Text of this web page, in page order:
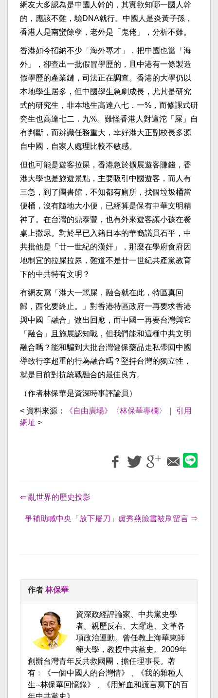
網友大多認為是中國人幹的，其實欲知哪一國人幹
的，應該不難，驗DNA就行。中國人是炎黃子孫，
香港人是南蠻餘孽，老外是「鬼佬」，分析不難。
香港如今招納不少「海外專才」，把中國也當「海
外」，卻查出一批假冒學歷的，且中港有一條製造
假學歷的產業鏈，司法正在調查。香港的大學仍以
本地學生居多，但中國學生急劇成長，尤其是研究
式的研究生，非本地生高達八七．一%，而修課式研
究生也高達七二．九%。難怪香港人對這沱「屎」自
有判斷，而辨識任務重大，幸好港大正副校長多源
自中國，自家人處理比較不敏感。
但也可能是遊客拉屎，香港急於擴展遊客賺錢，香
港大學也是旅遊景點，主要吸引中國遊客，而人有
三急，到了圖書館，不知都有廁所，找個垃圾桶當
便桶，沒有隨地大小便，已經算是保有中華文明精
神了。在台灣的鼎泰豐，也有外來遊客讓小孩在餐
桌上撒尿。對於早已入籍日本的華裔議員石平，中
共批他是「廿一世紀的漢奸」，那麼在學府食府因
地制宜的拉屎拉尿，難道不是廿一世紀共產黨教育
下的中共特有文明？
有網友寫「港大一篤屎，融合就在此，特區真回
歸，西化要終止。」對香港特區政府一再要求香港
與中國「融合」做出回應，而中國一再要台灣與它
「融合」且施展認知戰，但我們能和這種中共文明
融合嗎？能和騙到大批台灣健保藥品走私帶回中國
導致行李超重的行為融合嗎？堅持台灣的獨立性，
就是目前對抗統戰融合的最佳良方。
（作者林保華是資深時事評論員）
< 資料來源： 《自由廣場》〈林保華專欄〉
引用
網址 >
⇐ 亂世界的歷史投影
爭補助喊中央「放下屠刀」盧秀燕臉書被刷留言 ⇒
作者 林保華
資深政經評論家、中共黨史學
者。親歷反右、大躍進、文革各
項政治運動。曾任教上海華東師
範大學，教授中共黨史。2009年
創辦台灣青年反共救國團，擔任理事長。著
有﹕《一個中國人的台灣情》﹑《我的雜種人
生--林保華回憶錄》﹑《用鮮血和謊言寫下的百